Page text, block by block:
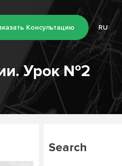
Консультацию RU
Урок №2
Search